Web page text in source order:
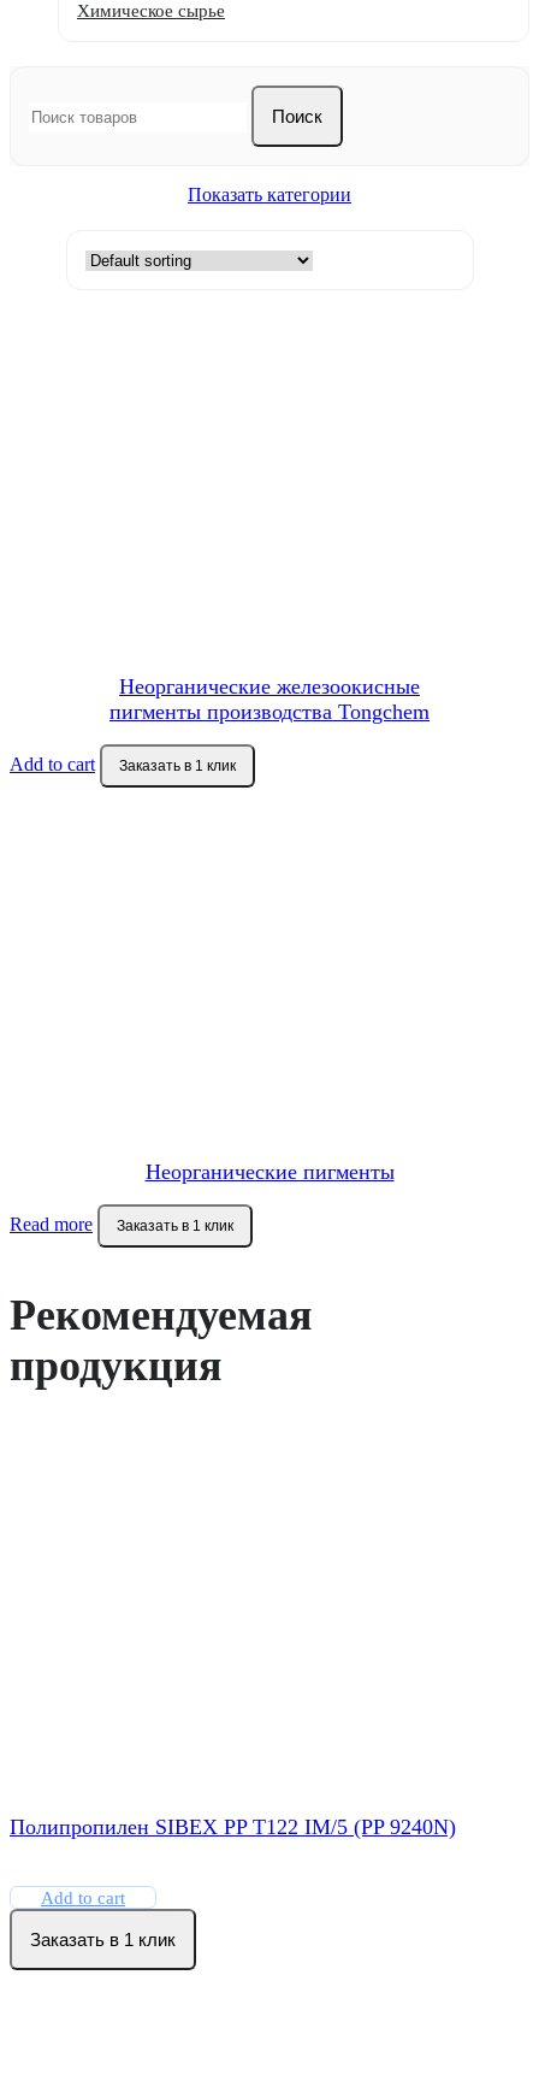
Химическое сырье
Поиск
Показать категории
Неорганические железоокисные
пигменты производства Tongchem
Add to cart Заказать в 1 клик
Неорганические пигменты
Read more Заказать в 1 клик
Рекомендуемая
продукция
Полипропилен SIBEX PP T122 IM/5 (PP 9240N)
Add to cart
Заказать в 1 клик